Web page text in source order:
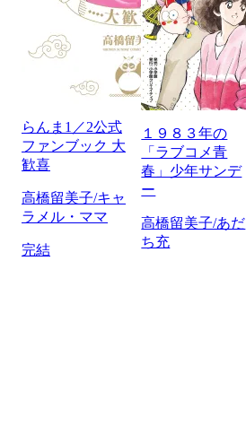
らんま1／2公式
ファンブック 大
歓喜
高橋留美子/キャ
ラメル・ママ
完結
１９８３年の
「ラブコメ青
春」少年サンデ
ー
高橋留美子/あだ
ち充